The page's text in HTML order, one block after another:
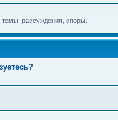
рассуждения, споры.